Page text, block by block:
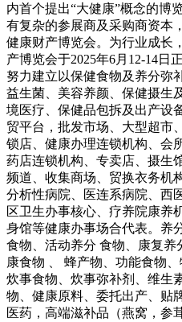
内首个提出“大健康”概念的博
有复杂的参展商及采购商资本
健康财产博览会。为行业成长
产博览会于2025年6月12-14日
努力建立以保健食物及养分弥
益生菌、美容养颜、保健摄生
境医疗、保健品包拆及出产设
贸平台，批发市场、大型超市
锁店、健康办理连锁机构、会
药店连锁机构、专卖店、摄生
频道、收集商场、贸换衣务机
分析性病院、医连系病院、西
区卫生办事核心、疗养院康养
身馆等健康办事场合代表。养
食物、活动养分 食物、康复
康食物 、 蜂产物、功能食物
炊事食物、炊事弥补剂、维生
物、健康原料、委托出产、贴
医药，高端滋补品（燕窝，参